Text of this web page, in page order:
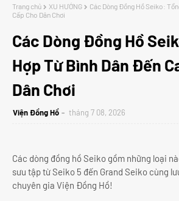
Trang chủ XU HƯỚNG
Các Dòng Đồng Hồ Seiko:
Cấp Cho Dân Chơi
Các Dòng Đồng Hồ
Hợp Từ Bình Dân Đến
Dân Chơi
Viện Đồng Hồ tháng 7 08, 2026
Các dòng đồng hồ Seiko gồm những loại
sưu tập từ Seiko 5 đến Grand Seiko cùng
chuyên gia Viện Đồng Hồ!